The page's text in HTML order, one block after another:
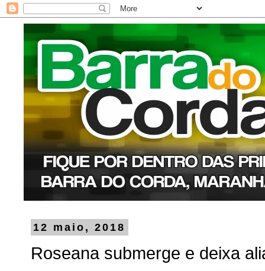
12 maio, 2018
Roseana submerge e deixa